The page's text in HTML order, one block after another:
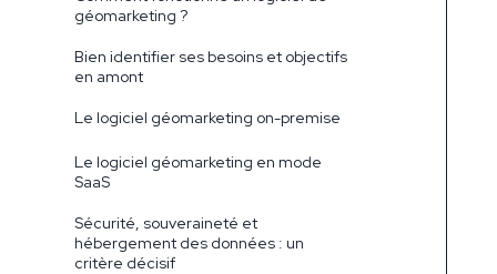
géomarketing ?
Bien identifier ses besoins et objectifs
en amont
Le logiciel géomarketing on-premise
Le logiciel géomarketing en mode
SaaS
Sécurité, souveraineté et
hébergement des données : un
critère décisif